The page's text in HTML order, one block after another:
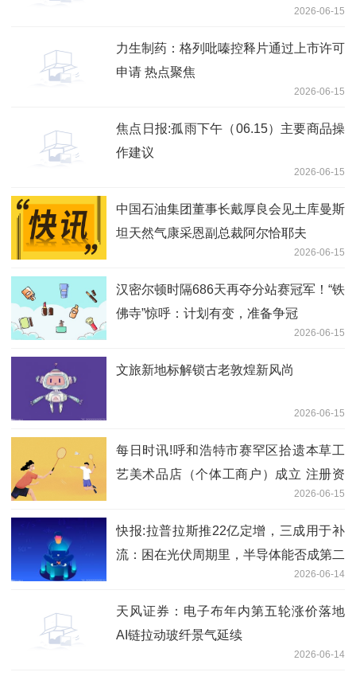
2026-06-15
力生制药：格列吡嗪控释片通过上市许可
申请 热点聚焦
2026-06-15
焦点日报:孤雨下午（06.15）主要商品操
作建议
2026-06-15
中国石油集团董事长戴厚良会见土库曼斯
坦天然气康采恩副总裁阿尔恰耶夫
2026-06-15
汉密尔顿时隔686天再夺分站赛冠军！“铁
佛寺”惊呼：计划有变，准备争冠
2026-06-15
文旅新地标解锁古老敦煌新风尚
2026-06-15
每日时讯!呼和浩特市赛罕区拾遗本草工
艺美术品店（个体工商户）成立 注册资
2026-06-15
快报:拉普拉斯推22亿定增，三成用于补
流：困在光伏周期里，半导体能否成第二
2026-06-14
天风证券：电子布年内第五轮涨价落地
AI链拉动玻纤景气延续
2026-06-14